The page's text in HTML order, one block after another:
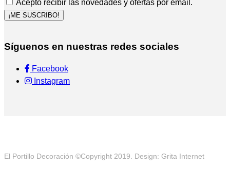
Acepto recibir las novedades y ofertas por email.
¡ME SUSCRIBO!
Síguenos en nuestras redes sociales
Facebook
Instagram
El Portillo Decoración ©Copyright 2019. Design: Grita Internet